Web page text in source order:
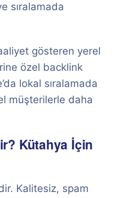
sıralamada
gösteren yerel
özel backlink
lokal sıralamada
müşterilerle daha
Kütahya İçin
Kalitesiz, spam